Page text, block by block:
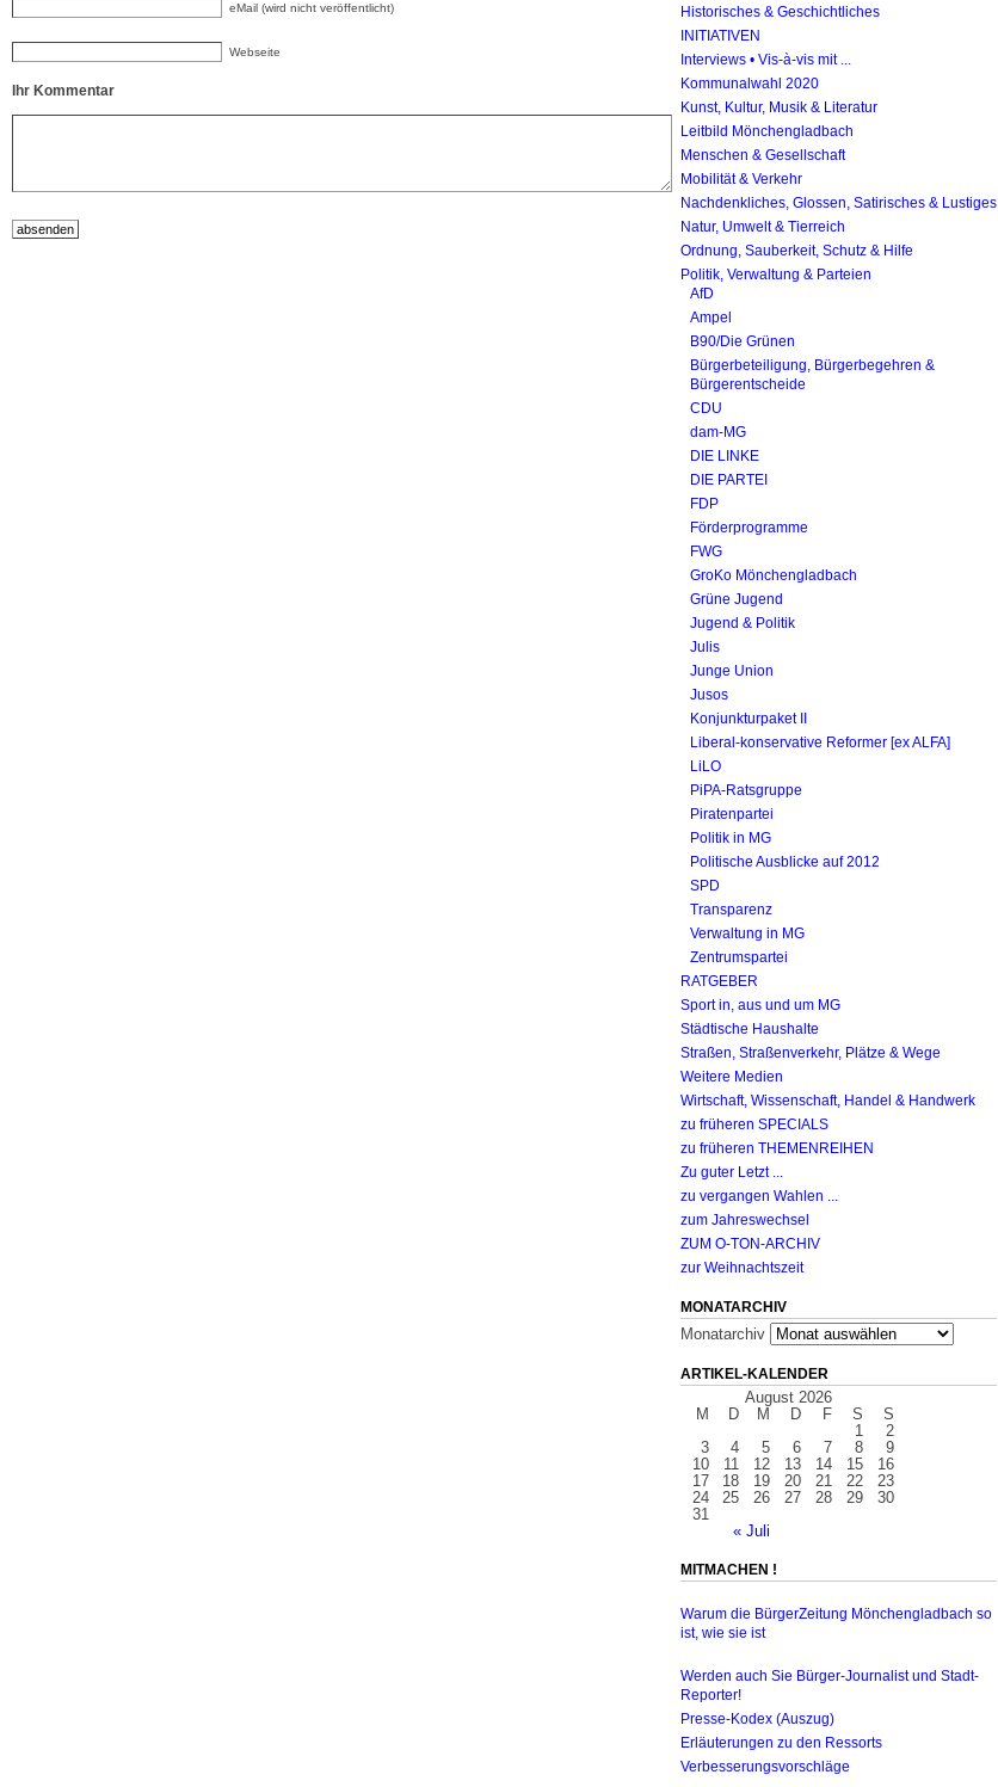
eMail (wird nicht veröffentlicht)
Webseite
Ihr Kommentar
Historisches & Geschichtliches
INITIATIVEN
Interviews • Vis-à-vis mit ...
Kommunalwahl 2020
Kunst, Kultur, Musik & Literatur
Leitbild Mönchengladbach
Menschen & Gesellschaft
Mobilität & Verkehr
Nachdenkliches, Glossen, Satirisches & Lustiges
Natur, Umwelt & Tierreich
Ordnung, Sauberkeit, Schutz & Hilfe
Politik, Verwaltung & Parteien
AfD
Ampel
B90/Die Grünen
Bürgerbeteiligung, Bürgerbegehren &
Bürgerentscheide
CDU
dam-MG
DIE LINKE
DIE PARTEI
FDP
Förderprogramme
FWG
GroKo Mönchengladbach
Grüne Jugend
Jugend & Politik
Julis
Junge Union
Jusos
Konjunkturpaket II
Liberal-konservative Reformer [ex ALFA]
LiLO
PiPA-Ratsgruppe
Piratenpartei
Politik in MG
Politische Ausblicke auf 2012
SPD
Transparenz
Verwaltung in MG
Zentrumspartei
RATGEBER
Sport in, aus und um MG
Städtische Haushalte
Straßen, Straßenverkehr, Plätze & Wege
Weitere Medien
Wirtschaft, Wissenschaft, Handel & Handwerk
zu früheren SPECIALS
zu früheren THEMENREIHEN
Zu guter Letzt ...
zu vergangen Wahlen ...
zum Jahreswechsel
ZUM O-TON-ARCHIV
zur Weihnachtszeit
MONATARCHIV
Monatarchiv
ARTIKEL-KALENDER
August 2026
M
D M D F S S
« Juli
1
2
3
4 5 6 7 8
9
10
11 12 13 14 15
16
17
18 19 20 21 22
23
24
25 26 27 28 29
30
31
MITMACHEN !
Warum die BürgerZeitung Mönchengladbach so
ist, wie sie ist
Werden auch Sie Bürger-Journalist und Stadt-
Reporter!
Presse-Kodex (Auszug)
Erläuterungen zu den Ressorts
Verbesserungsvorschläge